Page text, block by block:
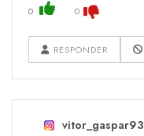
0 0
RESPONDER
vitor_gaspar93